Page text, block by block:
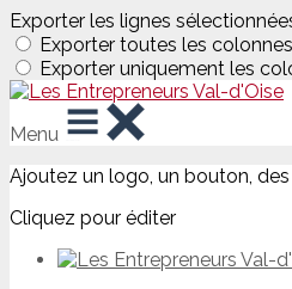
Exporter les lignes
Exporter toutes les colonnes
Exporter uniquement les
Menu
Ajoutez un logo, un bouton,
Cliquez pour éditer